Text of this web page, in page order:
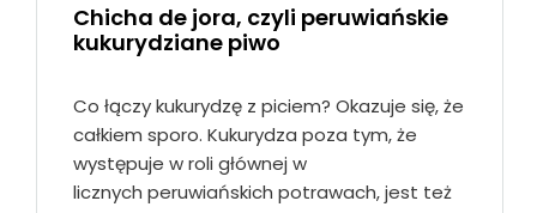
Chicha de jora, czyli peruwiańskie
kukurydziane piwo
Co łączy kukurydzę z piciem? Okazuje się, że
całkiem sporo. Kukurydza poza tym, że
występuje w roli głównej w
licznych peruwiańskich potrawach, jest też